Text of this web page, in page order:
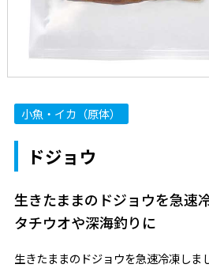
小魚・イカ（原体）
ドジョウ
生きたままのドジョウを急速
タチウオや深海釣りに
生きたままのドジョウを急速冷凍しま